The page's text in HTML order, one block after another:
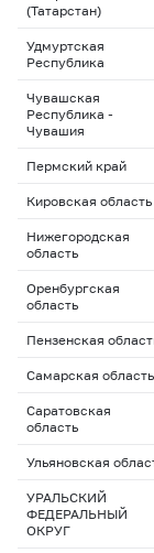
(Татарстан)
Удмуртская
Республика
Чувашская
Республика -
Чувашия
Пермский край
Кировская область
Нижегородская
область
Оренбургская
область
Пензенская
Самарская область
Саратовская
область
Ульяновская
УРАЛЬСКИЙ
ФЕДЕРАЛЬНЫЙ
ОКРУГ